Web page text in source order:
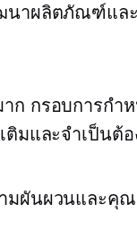
นาผลิตภัณฑ์แล
ก กรอบการกำ
ติมและจำเป็นต้
มผันผวนและคุณ